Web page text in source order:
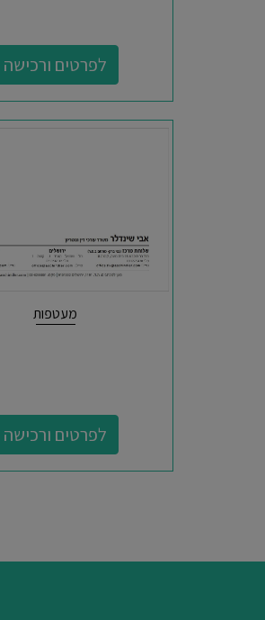
לפרטים ורכישה
מעטפות
לפרטים ורכישה